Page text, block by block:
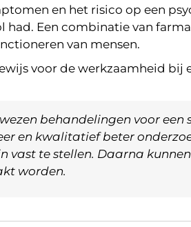
en het risico op een
had. Een combinatie van
van mensen.
voor de werkzaamheid bij
behandelingen voor een
en kwalitatief beter
vast te stellen. Daarna
worden.